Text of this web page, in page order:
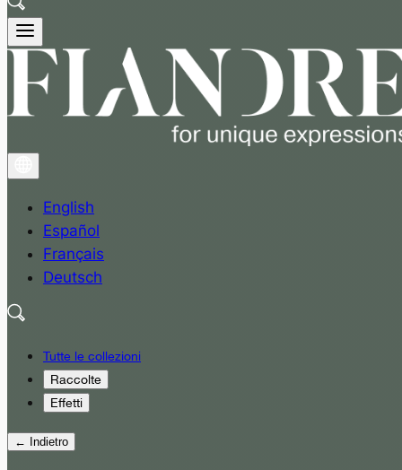
English
Español
Français
Deutsch
Tutte le collezioni
Raccolte
Effetti
← Indietro